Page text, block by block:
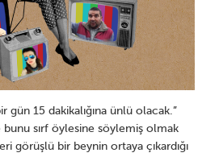
gün 15 dakikalığına ünlü olacak.”
sırf öylesine söylemiş olmak
görüşlü bir beynin ortaya çıkardığı